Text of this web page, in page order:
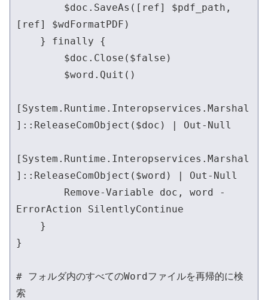
[ref] $wdFormatPDF)
[System.Runtime.Interopservices.Marshal
]::ReleaseComObject($doc) | Out-Null
[System.Runtime.Interopservices.Marshal
]::ReleaseComObject($word) | Out-Null
ErrorAction SilentlyContinue
}
# フォルダ内のすべてのWordファイルを再帰的に検
索